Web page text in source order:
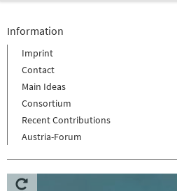
Information
Imprint
Contact
Main Ideas
Consortium
Recent Contributions
Austria-Forum